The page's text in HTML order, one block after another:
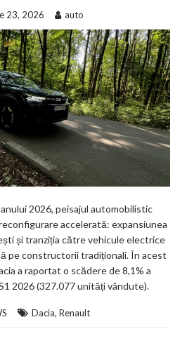
23, 2026 auto
2026, peisajul automobilistic
accelerată: expansiunea
și tranziția către vehicule electrice
pe constructorii tradiționali. În acest
a raportat o scădere de 8,1% a
2026 (327.077 unități vândute).
Dacia, Renault